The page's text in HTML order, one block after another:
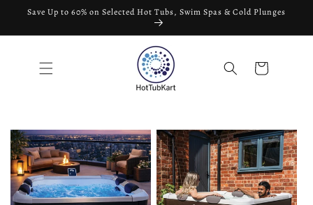
الى
Save Up to 60% on Selected Hot Tubs, Swim Spas & Cold Plunges
التسوق